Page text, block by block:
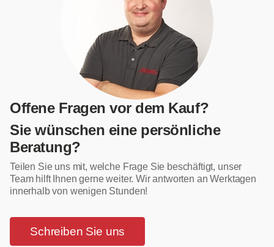
Offene Fragen vor dem Kauf?
Sie wünschen eine persönliche
Beratung?
Teilen Sie uns mit, welche Frage Sie beschäftigt, unser
Team hilft Ihnen gerne weiter. Wir antworten an Werktagen
innerhalb von wenigen Stunden!
Schreiben Sie uns